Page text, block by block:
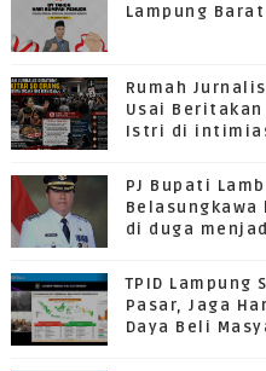
Lampung
Rumah
Usai Beritakan
Istri di
PJ Bupati
di duga
TPID
Pasar, Jaga
Daya Beli